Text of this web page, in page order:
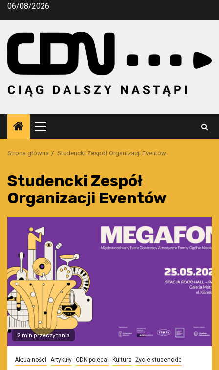
Przejdź
06/08/2026
Menu
główne
Strona główna Studencki Zespół Organizacji Eventów
Studencki Zespół
Organizacji Eventów
2 min przeczytania
Aktualności Artykuły CDN poleca! Kultura Życie studenckie